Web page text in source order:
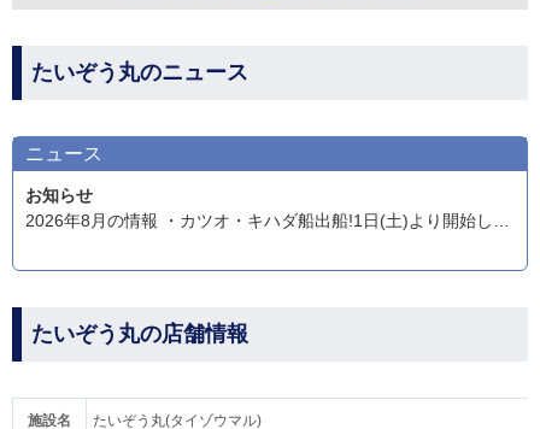
たいぞう丸のニュース
ニュース
お知らせ
2026年8月の情報 ・カツオ・キハダ船出船!1日(土)より開始しました!今シーズンは早くもカツオ、キメジが湾内に出没してるようです!!釣れるといいですね!カツオ食べたい!!ご予約受付中です。宜しくお願いします!強烈なトロガツオの引きを是非、味わいにいらしてください!レンタルロッドは多数揃えております。初挑戦の方も大歓迎です。 【本ガツオ・キハダ船】 ・9日(日)……予約受付中(空席多数)※出船確定 ・10日(月)……予約受付中(空席多数)※出船確定 ・11日(火)……予約受付中(空席多数)※出船確定 ※6時出船です。集合時間は4時30分～5時。土日祝日は駐車場が混みますので4時30分までにお入り下さい。ご予約お待ちしております。 【マルイカ船】※5日現在 ・9日(日)……予約受付中(空席多数)※出船確定 ・10日(月)……予約受付中(空席多数) ・11日(火)……予約受付中(空席多数)※出船確定 ※6時30分出船です。集合時間は5時～5時30分。土日祝日は駐車場が混みますので4時30分までにお入り下さい。3名様からの出船となります。ご予約お待ちしております。 ※反応はまだまだ見られているので8月も続行決定です!! 【ご案内】 ・暑くなってきましたので水分補給はしっかりと宜しくお願いします。 ・釣り方等の詳しいお問合せは船長直電へ。船長直電:080-5450-7888(23号船)、090-5449-3437(21号船)。 ・ライフジャケットの着用が義務化されました。 ご自身の格好良いライフジャケットをご持参下さい。尚、案内所に貸出用もご用意しています。
たいぞう丸の店舗情報
施設名 たいぞう丸(タイゾウマル)